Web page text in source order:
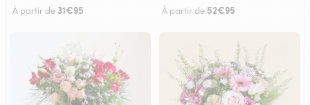
À partir de 31€95 À partir de 52€95